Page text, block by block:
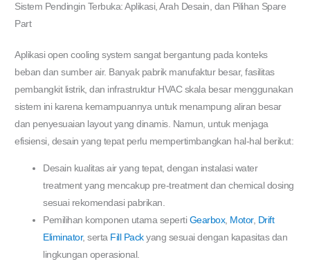
Sistem Pendingin Terbuka: Aplikasi, Arah Desain, dan Pilihan Spare
Part
Aplikasi open cooling system sangat bergantung pada konteks
beban dan sumber air. Banyak pabrik manufaktur besar, fasilitas
pembangkit listrik, dan infrastruktur HVAC skala besar menggunakan
sistem ini karena kemampuannya untuk menampung aliran besar
dan penyesuaian layout yang dinamis. Namun, untuk menjaga
efisiensi, desain yang tepat perlu mempertimbangkan hal-hal berikut:
Desain kualitas air yang tepat, dengan instalasi water
treatment yang mencakup pre-treatment dan chemical dosing
sesuai rekomendasi pabrikan.
Pemilihan komponen utama seperti Gearbox, Motor, Drift
Eliminator, serta Fill Packyang sesuai dengan kapasitas dan
lingkungan operasional.